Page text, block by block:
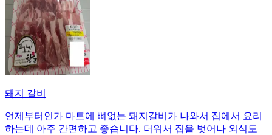
돼지 갈비
언제부터인가 마트에 뼈없는 돼지갈비가 나와서 집에서 요리
하는데 아주 간편하고 좋습니다. 더워서 집을 벗어나 외식도